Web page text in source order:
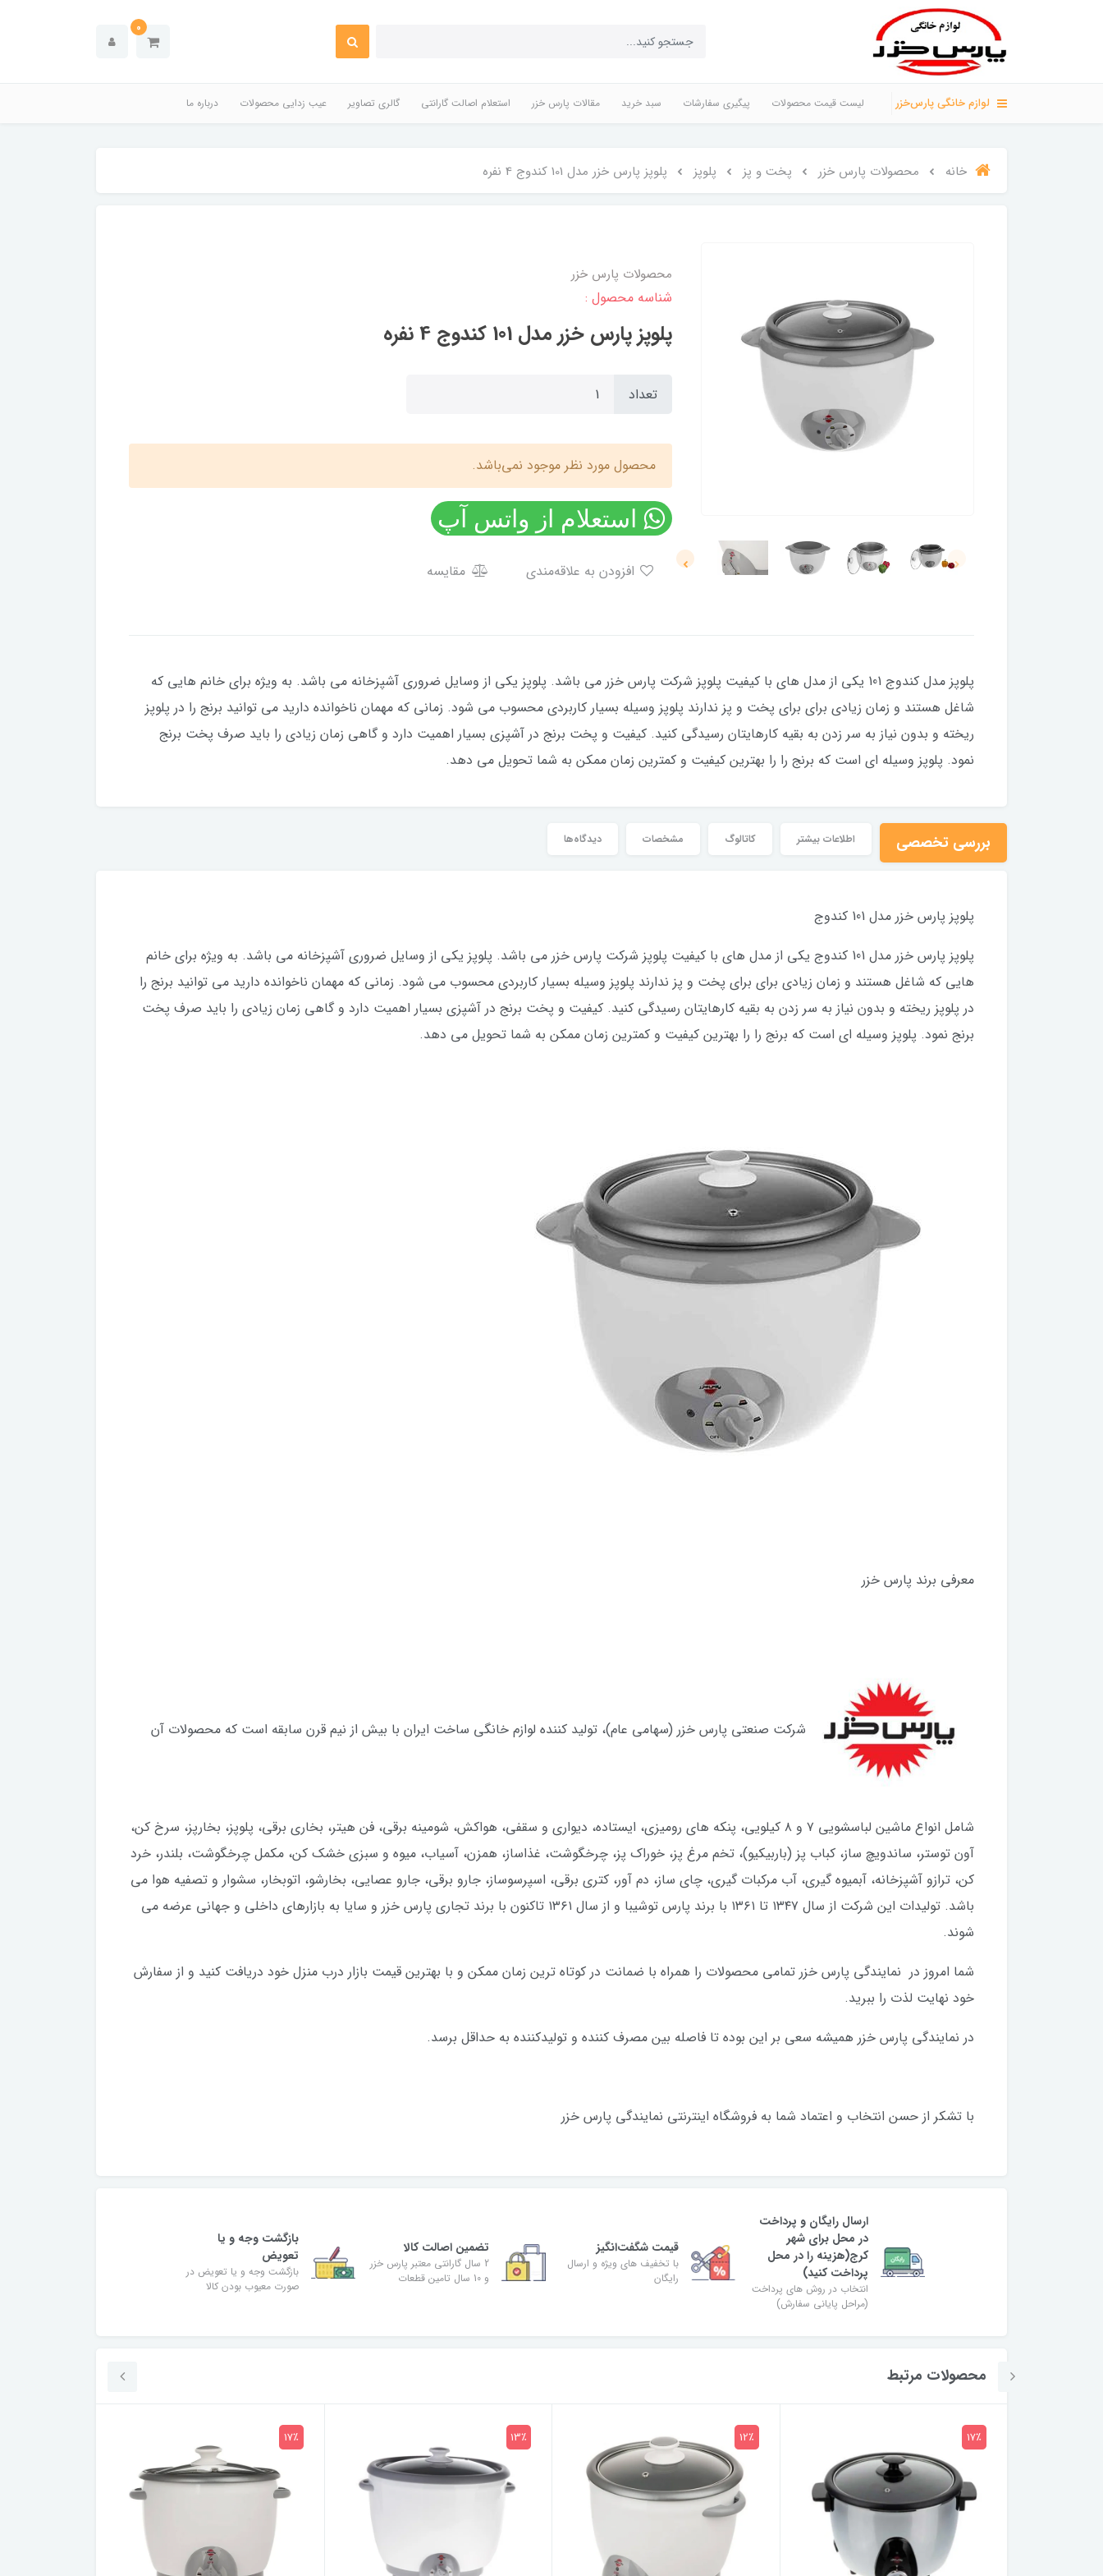
0
لوازم خانگی پارس‌خزر لیست قیمت محصولات پیگیری سفارشات سبد خرید مقالات پارس خزر استعلام اصالت گارانتی گالری تصاویر عیب زدایی محصولات درباره ما
خانه محصولات پارس خزر پخت و پز پلوپز پلوپز پارس خزر مدل 101 کندوج 4 نفره
محصولات پارس خزر
شناسه محصول :
پلوپز پارس خزر مدل 101 کندوج 4 نفره
تعداد
محصول مورد نظر موجود نمی‌باشد.
استعلام از واتس آپ
مقایسه
پلوپز مدل كندوج 101 یکی از مدل های با کیفیت پلوپز شرکت پارس خزر می باشد. پلوپز یکی از وسایل ضروری آشپزخانه می باشد. به ویژه برای خانم هایی که
شاغل هستند و زمان زیادی برای برای پخت و پز ندارند پلوپز وسیله بسیار کاربردی محسوب می شود. زمانی که مهمان ناخوانده دارید می توانید برنج را در پلوپز
ریخته و بدون نیاز به سر زدن به بقیه کارهایتان رسیدگی کنید. کیفیت و پخت برنج در آشپزی بسیار اهمیت دارد و گاهی زمان زیادی را باید صرف پخت برنج
نمود. پلوپز وسیله ای است که برنج را را بهترین کیفیت و کمترین زمان ممکن به شما تحویل می دهد.
بررسی تخصصی اطلاعات بیشتر کاتالوگ مشخصات دیدگاه‌ها
پلوپز پارس خزر مدل 101 کندوج
پلوپز پارس خزر مدل 101 کندوج یکی از مدل های با کیفیت پلوپز شرکت پارس خزر می باشد. پلوپز یکی از وسایل ضروری آشپزخانه می باشد. به ویژه برای خانم
هایی که شاغل هستند و زمان زیادی برای برای پخت و پز ندارند پلوپز وسیله بسیار کاربردی محسوب می شود. زمانی که مهمان ناخوانده دارید می توانید برنج را
در پلوپز ریخته و بدون نیاز به سر زدن به بقیه کارهایتان رسیدگی کنید. کیفیت و پخت برنج در آشپزی بسیار اهمیت دارد و گاهی زمان زیادی را باید صرف پخت
برنج نمود. پلوپز وسیله ای است که برنج را را بهترین کیفیت و کمترین زمان ممکن به شما تحویل می دهد.
معرفی برند پارس خزر
شرکت صنعتی پارس خزر (سهامی عام)، تولید کننده لوازم خانگی ساخت ایران با بیش از نیم قرن سابقه است که محصولات آن
شامل انواع ماشین لباسشویی ۷ و ۸ کیلویی، پنکه های رومیزی، ایستاده، دیواری و سقفی، هواکش، شومینه برقی، فن هیتر، بخاری برقی، پلوپز، بخارپز، سرخ کن،
آون توستر، ساندویچ ساز، کباب پز (باربیکیو)، تخم مرغ پز، خوراک پز، چرخگوشت، غذاساز، همزن، آسیاب، میوه و سبزی خشک کن، مکمل چرخگوشت، بلندر، خرد
کن، ترازو آشپزخانه، آبمیوه گیری، آب مرکبات گیری، چای ساز، دم آور، کتری برقی، اسپرسوساز، جارو برقی، جارو عصایی، بخارشو، اتوبخار، سشوار و تصفیه هوا می
باشد. تولیدات این شرکت از سال ۱۳۴۷ تا ۱۳۶۱ با برند پارس توشیبا و از سال ۱۳۶۱ تاکنون با برند تجاری پارس خزر و سایا به بازارهای داخلی و جهانی عرضه می
شوند.
شما امروز در نمایندگی پارس خزر تمامی محصولات را همراه با ضمانت در کوتاه ترین زمان ممکن و با بهترین قیمت بازار درب منزل خود دریافت کنید و از سفارش
خود نهایت لذت را ببرید.
در نمایندگی پارس خزر همیشه سعی بر این بوده تا فاصله بین مصرف کننده و تولیدکننده به حداقل برسد.
با تشکر از حسن انتخاب و اعتماد شما به فروشگاه اینترنتی نمایندگی پارس خزر
ارسال رایگان و پرداخت
در محل برای شهر
کرج(هزینه را در محل
پرداخت کنید)
انتخاب در روش های پرداخت
(مراحل پایانی سفارش)
قیمت شگفت‌انگیز
با تخفیف های ویژه و ارسال
رایگان
تضمین اصالت کالا
2 سال گارانتی معتبر پارس خزر
و 10 سال تامین قطعات
بازگشت وجه و یا
تعویض
بازگشت وجه و یا تعویض در
صورت معیوب بودن کالا
محصولات مرتبط
17٪ 12٪ 13٪ 17٪